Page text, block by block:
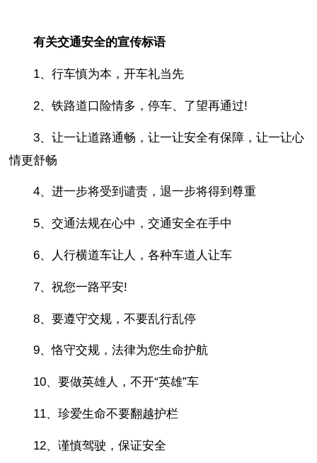
有关交通安全的宣传标语
1、行车慎为本，开车礼当先
2、铁路道口险情多，停车、了望再通过!
3、让一让道路通畅，让一让安全有保障，让一让心
情更舒畅
4、进一步将受到谴责，退一步将得到尊重
5、交通法规在心中，交通安全在手中
6、人行横道车让人，各种车道人让车
7、祝您一路平安!
8、要遵守交规，不要乱行乱停
9、恪守交规，法律为您生命护航
10、要做英雄人，不开“英雄”车
11、珍爱生命不要翻越护栏
12、谨慎驾驶，保证安全